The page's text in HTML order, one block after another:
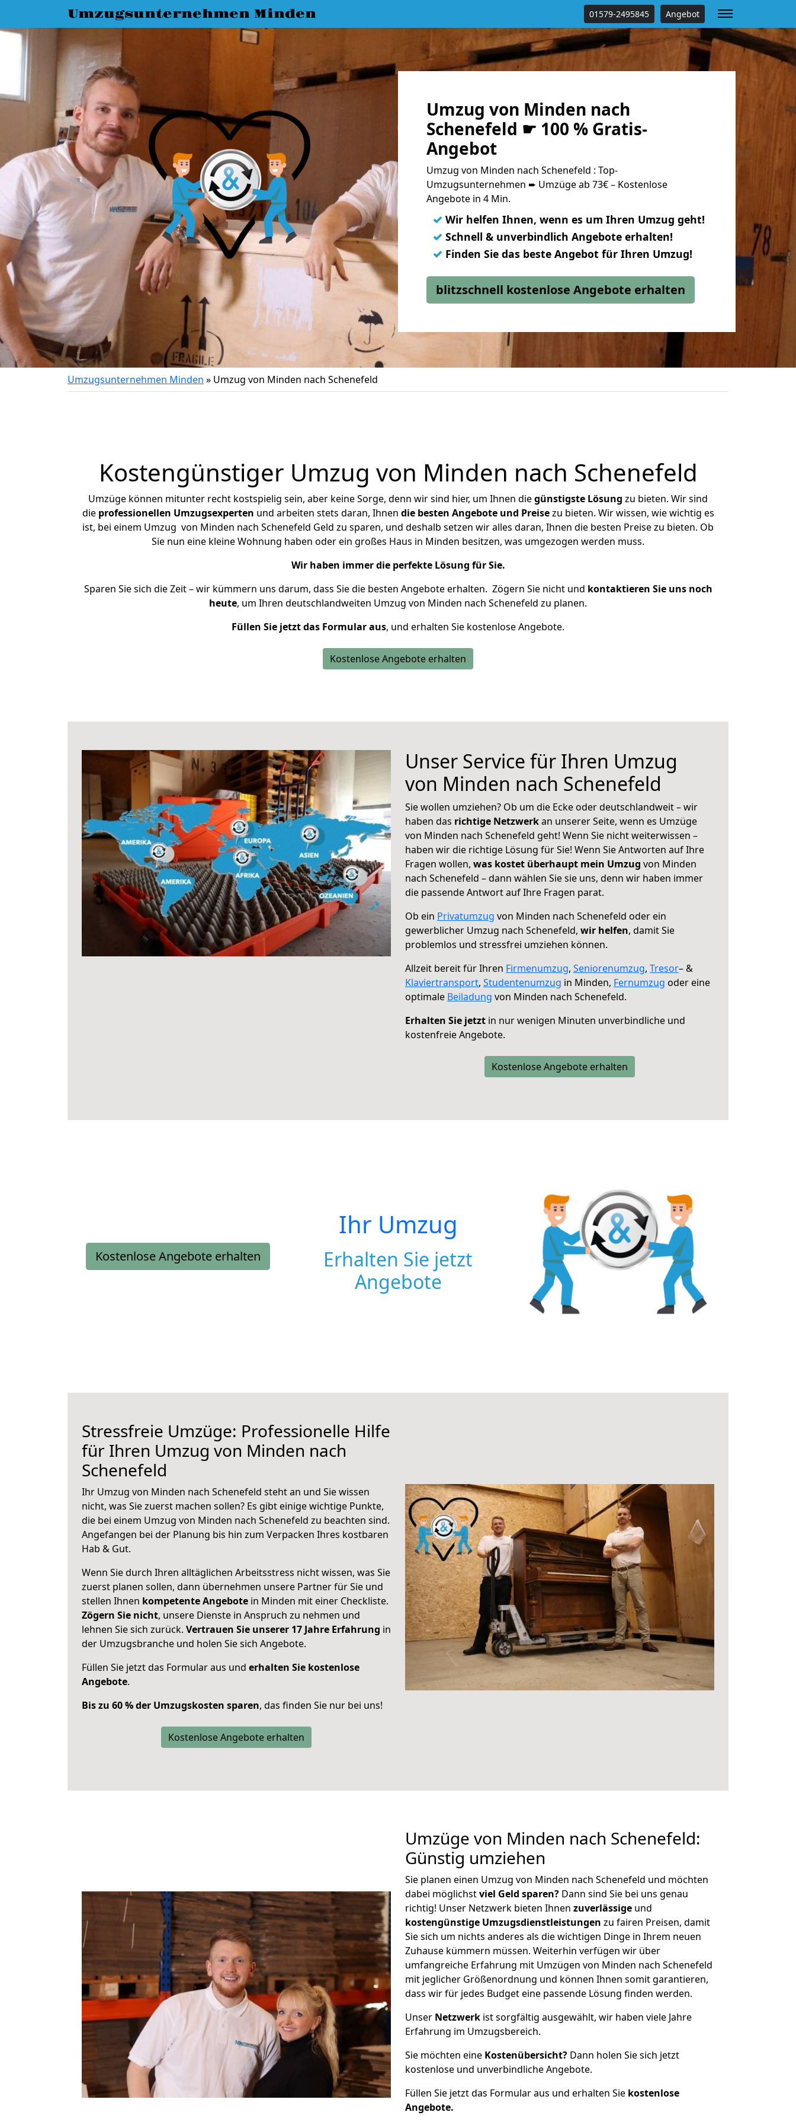
Umzugsunternehmen Minden 01579-2495845 Angebot
Umzug von Minden nach
Schenefeld ☛ 100 % Gratis-
Angebot
Umzug von Minden nach Schenefeld : Top-
Umzugsunternehmen ➨ Umzüge ab 73€ – Kostenlose
Angebote in 4 Min.
✓ Wir helfen Ihnen, wenn es um Ihren Umzug geht!
✓ Schnell & unverbindlich Angebote erhalten!
✓ Finden Sie das beste Angebot für Ihren Umzug!
blitzschnell kostenlose Angebote erhalten
Umzugsunternehmen Minden » Umzug von Minden nach Schenefeld
Kostengünstiger Umzug von Minden nach Schenefeld
Umzüge können mitunter recht kostspielig sein, aber keine Sorge, denn wir sind hier, um Ihnen diegünstigste Lösung zu bieten. Wir sind
die professionellen Umzugsexperten und arbeiten stets daran, Ihnen die besten Angebote und Preisezu bieten. Wir wissen, wie wichtig es
ist, bei einem Umzug von Minden nach Schenefeld Geld zu sparen, und deshalb setzen wir alles daran, Ihnen die besten Preise zu bieten. Ob
Sie nun eine kleine Wohnung haben oder ein großes Haus in Minden besitzen, was umgezogen werden muss.
Wir haben immer die perfekte Lösung für Sie.
Sparen Sie sich die Zeit – wir kümmern uns darum, dass Sie die besten Angebote erhalten. Zögern Sie nicht und kontaktieren Sie uns noch
heute, um Ihren deutschlandweiten Umzug von Minden nach Schenefeld zu planen.
Füllen Sie jetzt das Formular aus, und erhalten Sie kostenlose Angebote.
Kostenlose Angebote erhalten
Unser Service für Ihren Umzug
von Minden nach Schenefeld
Sie wollen umziehen? Ob um die Ecke oder deutschlandweit – wir
haben das richtige Netzwerkan unserer Seite, wenn es Umzüge
von Minden nach Schenefeld geht! Wenn Sie nicht weiterwissen –
haben wir die richtige Lösung für Sie! Wenn Sie Antworten auf Ihre
Fragen wollen, was kostet überhaupt mein Umzug von Minden
nach Schenefeld – dann wählen Sie sie uns, denn wir haben immer
die passende Antwort auf Ihre Fragen parat.
Ob ein Privatumzug von Minden nach Schenefeld oder ein
gewerblicher Umzug nach Schenefeld, wir helfen, damit Sie
problemlos und stressfrei umziehen können.
Allzeit bereit für Ihren Firmenumzug, Seniorenumzug, Tresor– &
Klaviertransport, Studentenumzug in Minden, Fernumzug oder eine
optimale Beiladung von Minden nach Schenefeld.
Erhalten Sie jetzt in nur wenigen Minuten unverbindliche und
kostenfreie Angebote.
Kostenlose Angebote erhalten
Kostenlose Angebote erhalten
Ihr Umzug
Erhalten Sie jetzt
Angebote
Stressfreie Umzüge: Professionelle Hilfe
für Ihren Umzug von Minden nach
Schenefeld
Ihr Umzug von Minden nach Schenefeld steht an und Sie wissen
nicht, was Sie zuerst machen sollen? Es gibt einige wichtige Punkte,
die bei einem Umzug von Minden nach Schenefeld zu beachten sind.
Angefangen bei der Planung bis hin zum Verpacken Ihres kostbaren
Hab & Gut.
Wenn Sie durch Ihren alltäglichen Arbeitsstress nicht wissen, was Sie
zuerst planen sollen, dann übernehmen unsere Partner für Sie und
stellen Ihnen kompetente Angebote in Minden mit einer Checkliste.
Zögern Sie nicht, unsere Dienste in Anspruch zu nehmen und
lehnen Sie sich zurück. Vertrauen Sie unserer 17 Jahre Erfahrung in
der Umzugsbranche und holen Sie sich Angebote.
Füllen Sie jetzt das Formular aus und erhalten Sie kostenlose
Angebote.
Bis zu 60 % der Umzugskosten sparen, das finden Sie nur bei uns!
Kostenlose Angebote erhalten
Umzüge von Minden nach Schenefeld:
Günstig umziehen
Sie planen einen Umzug von Minden nach Schenefeld und möchten
dabei möglichstviel Geld sparen? Dann sind Sie bei uns genau
richtig! Unser Netzwerk bieten Ihnen zuverlässige und
kostengünstige Umzugsdienstleistungen zu fairen Preisen, damit
Sie sich um nichts anderes als die wichtigen Dinge in Ihrem neuen
Zuhause kümmern müssen. Weiterhin verfügen wir über
umfangreiche Erfahrung mit Umzügen von Minden nach Schenefeld
mit jeglicher Größenordnung und können Ihnen somit garantieren,
dass wir für jedes Budget eine passende Lösung finden werden.
Unser Netzwerk ist sorgfältig ausgewählt, wir haben viele Jahre
Erfahrung im Umzugsbereich.
Sie möchten eine Kostenübersicht? Dann holen Sie sich jetzt
kostenlose und unverbindliche Angebote.
Füllen Sie jetzt das Formular aus und erhalten Sie kostenlose
Angebote.